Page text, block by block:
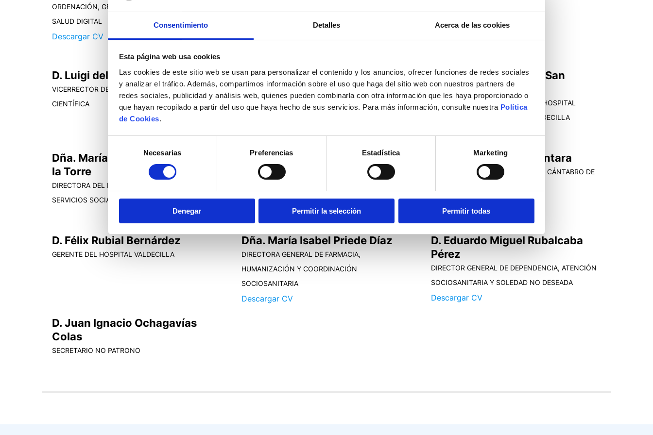
Consentimiento Detalles Acerca de las cookies
Esta página web usa cookies
Las cookies de este sitio web se usan para personalizar el contenido y los anuncios, ofrecer funciones de redes sociales
y analizar el tráfico. Además, compartimos información sobre el uso que haga del sitio web con nuestros partners de
redes sociales, publicidad y análisis web, quienes pueden combinarla con otra información que les haya proporcionado o
que hayan recopilado a partir del uso que haya hecho de sus servicios. Para más información, consulte nuestra Política
de Cookies.
consentimiento
Necesarias Preferencias Estadística Marketing
Denegar Permitir la selección Permitir todas
Descargar CV
ORDENACIÓN, GESTIÓN DEL CONOCIMIENTO Y
SALUD DIGITAL
Descargar CV
D. Enrique María Ocio San
Miguel
JEFE DE SERVICIO HEMATOLOGÍA HOSPITAL
UNIVERSITARIO MARQUÉS DE VALDECILLA
Dña. María Concepción López
Fernández
RECTORA DE LA UNIVERSIDAD DE CANTABRIA
D. Luigi dell’Olio
VICERRECTOR DE INVESTIGACIÓN Y POLÍTICA
CIENTÍFICA
D. Luis Carretero Alcántara
DIRECTOR GERENTE DEL SERVICIO CÁNTABRO DE
Descargar CV
D. José Luis Blanco López
DIRECTOR GENERAL DE CALIDAD Y EQUIDAD
Descargar CV
Dña. María del Carmen Arce de
la Torre
DIRECTORA DEL INSTITUTO CÁNTABRO DE
SERVICIOS SOCIALES (ICASS)
D. Eduardo Miguel Rubalcaba
Pérez
DIRECTOR GENERAL DE DEPENDENCIA, ATENCIÓN
SOCIOSANITARIA Y SOLEDAD NO DESEADA
Descargar CV
Dña. María Isabel Priede Díaz
DIRECTORA GENERAL DE FARMACIA,
HUMANIZACIÓN Y COORDINACIÓN
SOCIOSANITARIA
Descargar CV
D. Félix Rubial Bernárdez
GERENTE DEL HOSPITAL VALDECILLA
D. Juan Ignacio Ochagavías
Colas
SECRETARIO NO PATRONO